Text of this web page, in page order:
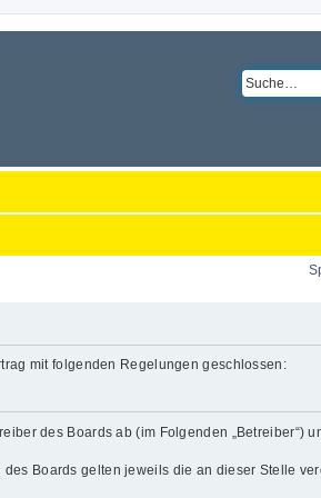
mit folgenden Regelungen geschlossen:
des Boards ab (im Folgenden „Betreiber“)
Boards gelten jeweils die an dieser Stelle